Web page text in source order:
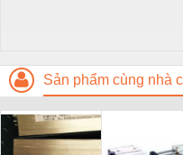
Sản phẩm cùng nhà